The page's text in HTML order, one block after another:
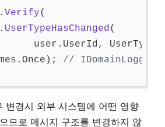
. Verify(
. UserTypeHasChanged(
user . UserId, UserType
. Once ); // IDomainLogger
변경시 외부 시스템에 어떤 영향
므로 메시지 구조를 변경하지 않